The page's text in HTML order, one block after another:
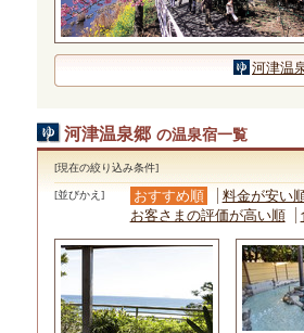
河津温
河津温泉郷 の温泉宿一覧
[現在の絞り込み条件]
[並びかえ] おすすめ順 料金が安い
お客さまの評価が高い順